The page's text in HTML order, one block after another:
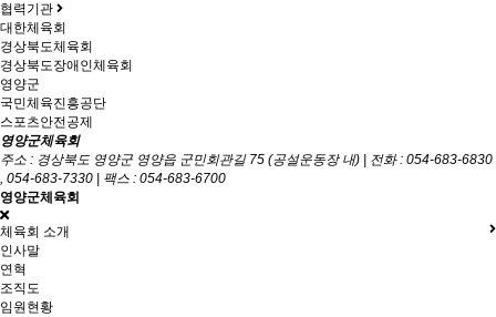
협력기관
대한체육회
경상북도체육회
경상북도장애인체육회
영양군
국민체육진흥공단
스포츠안전공제
영양군체육회
주소 : 경상북도 영양군 영양읍 군민회관길 75 (공설운동장 내) | 전화 : 054-683-6830
, 054-683-7330 | 팩스 : 054-683-6700
영양군체육회
체육회 소개
인사말
연혁
조직도
임원현황